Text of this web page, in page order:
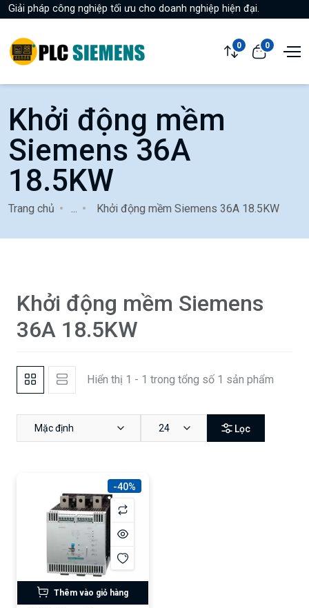
Giải pháp công nghiệp tối ưu cho doanh nghiệp hiện đại.
0 0
Khởi động mềm
Siemens 36A
18.5KW
Trang chủ Khởi động mềm Siemens 36A 18.5KW
Khởi động mềm Siemens
36A 18.5KW
Hiển thị 1 - 1 trong tổng số 1 sản phẩm
Mặc định 24 Lọc
-40%
Thêm vào giỏ hàng